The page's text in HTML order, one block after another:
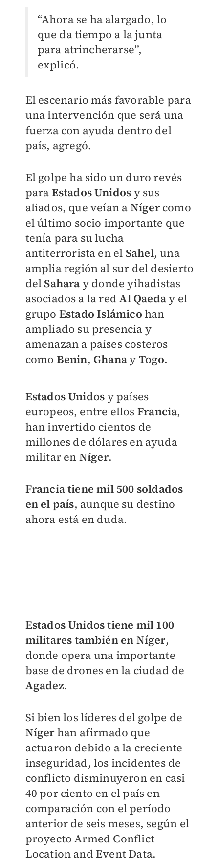
“Ahora se ha alargado, lo
que da tiempo a la junta
para atrincherarse”,
explicó.
El escenario más favorable para
una intervención que será una
fuerza con ayuda dentro del
país, agregó.
El golpe ha sido un duro revés
para Estados Unidos y sus
aliados, que veían a Nígercomo
el último socio importante que
tenía para su lucha
antiterrorista en el Sahel, una
amplia región al sur del desierto
del Sahara y donde yihadistas
asociados a la redAl Qaeday el
grupo Estado Islámico han
ampliado su presencia y
amenazan a países costeros
como Benin, Ghanay Togo.
Estados Unidos y países
europeos, entre ellos Francia,
han invertido cientos de
millones de dólares en ayuda
militar en Níger.
Francia tiene mil 500 soldados
en el país, aunque su destino
ahora está en duda.
Estados Unidos tiene mil 100
militares también en Níger,
donde opera una importante
base de drones en la ciudad de
Agadez.
Si bien los líderes del golpe de
Nígerhan afirmado que
actuaron debido a la creciente
inseguridad, los incidentes de
conflicto disminuyeron en casi
40 por ciento en el país en
comparación con el período
anterior de seis meses, según el
proyecto Armed Conflict
Location and Event Data.